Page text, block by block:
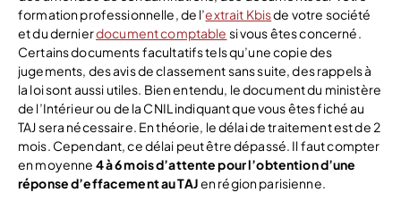
formation professionnelle, de l’extrait Kbisde votre société
et du dernierdocument comptable si vous êtes concerné.
Certains documents facultatifs tels qu’une copie des
jugements, des avis de classement sans suite, des rappels à
la loi sont aussi utiles. Bien entendu, le document du ministère
de l’Intérieur ou de la CNIL indiquant que vous êtes fiché au
TAJ sera nécessaire. En théorie, le délai de traitement est de 2
mois. Cependant, ce délai peut être dépassé. Il faut compter
en moyenne 4 à 6 mois d’attente pour l’obtention d’une
réponse d’effacement au TAJen région parisienne.